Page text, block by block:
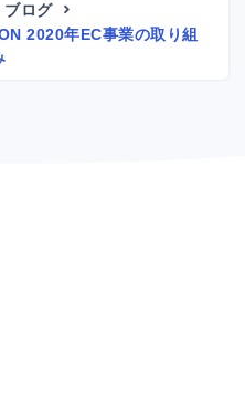
ブログ
2020年EC事業の取り組